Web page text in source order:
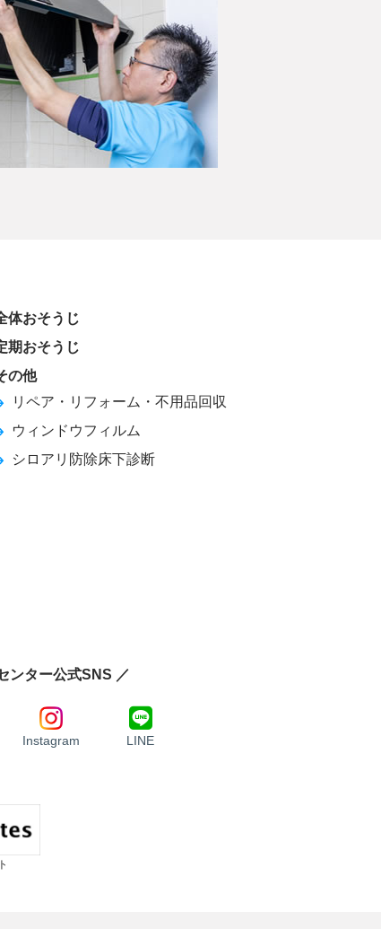
体おそうじ
期おそうじ
の他
リペア・リフォーム・不用品回収
ウィンドウフィルム
シロアリ防除床下診断
ンター公式SNS ／
Instagram LINE